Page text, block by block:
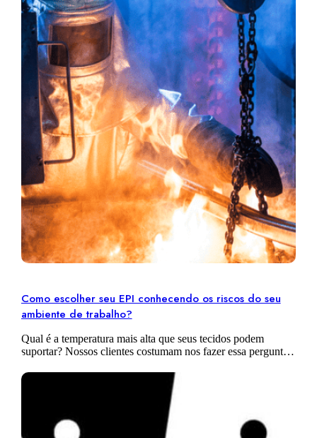
Como escolher seu EPI conhecendo os riscos do seu
ambiente de trabalho?
Qual é a temperatura mais alta que seus tecidos podem
suportar? Nossos clientes costumam nos fazer essa pergunta.
quando se trata…